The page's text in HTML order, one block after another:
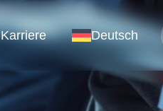
Karriere Deutsch